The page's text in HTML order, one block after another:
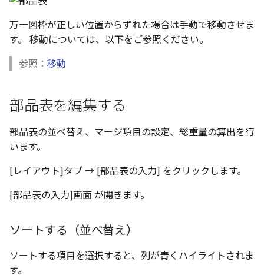
万一図枠が正しい位置からずれた場合は手動で移動させま
す。 移動については、以下をご参照ください。
参照： 移動
部品表を編集する
部品表の並べ替え、マージ項目の設定、総重量の算出を行
います。
[レイアウト]タブ → [部品表の入力] をクリックします。
[部品表の入力]画面 が開きます。
ソートする（並べ替え）
ソートする項目を選択すると、列が青くハイライトされま
す。